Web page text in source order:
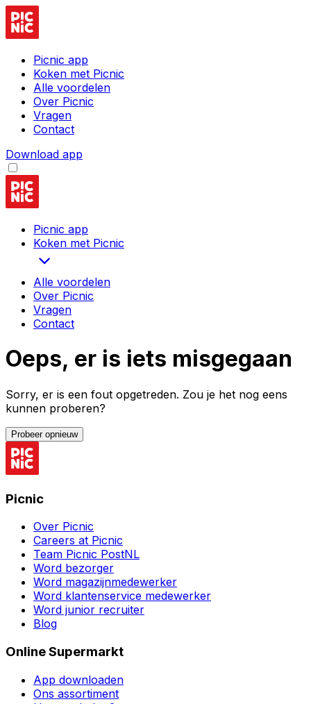
Picnic app
Koken met Picnic
Alle voordelen
Over Picnic
Vragen
Contact
Download app
Picnic app
Koken met Picnic
Alle voordelen
Over Picnic
Vragen
Contact
Oeps, er is iets misgegaan
Sorry, er is een fout opgetreden. Zou je het nog eens
kunnen proberen?
Probeer opnieuw
Picnic
Over Picnic
Careers at Picnic
Team Picnic PostNL
Word bezorger
Word magazijnmedewerker
Word klantenservice medewerker
Word junior recruiter
Blog
Online Supermarkt
App downloaden
Ons assortiment